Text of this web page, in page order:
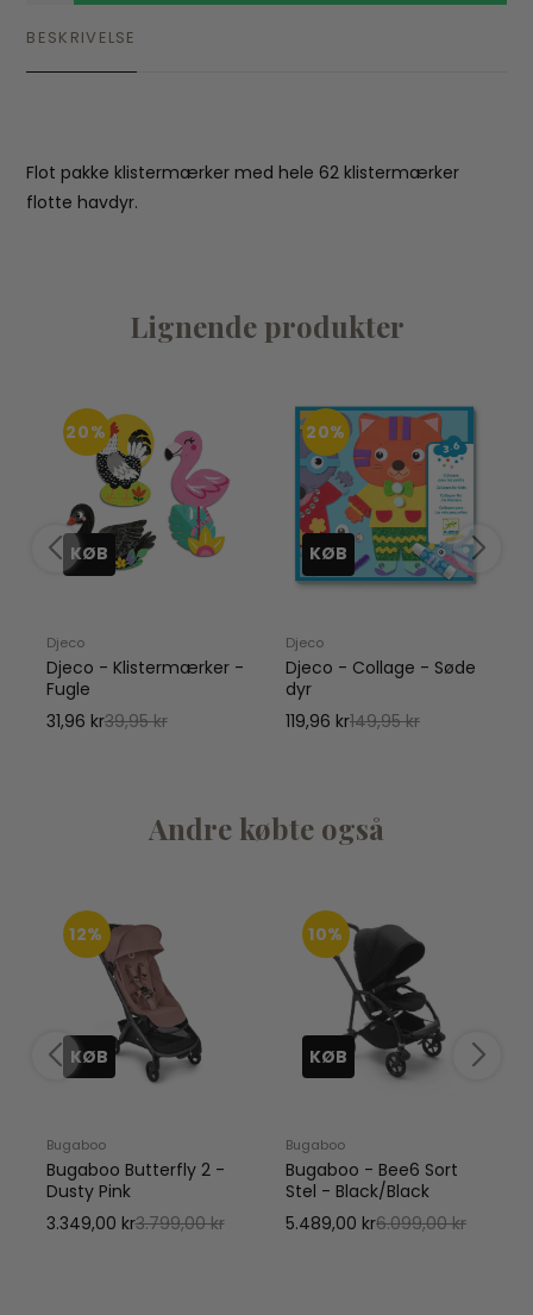
BESKRIVELSE
Flot pakke klistermærker med hele 62 klistermærker
flotte havdyr.
Lignende produkter
20%
KØB
Djeco
Djeco - Klistermærker -
Fugle
31,96 kr39,95 kr
20%
KØB
Djeco
Djeco - Collage - Søde
dyr
119,96 kr149,95 kr
Andre købte også
12%
KØB
Bugaboo
Bugaboo Butterfly 2 -
Dusty Pink
3.349,00 kr3.799,00 kr
10%
KØB
Bugaboo
Bugaboo - Bee6 Sort
Stel - Black/Black
5.489,00 kr6.099,00 kr